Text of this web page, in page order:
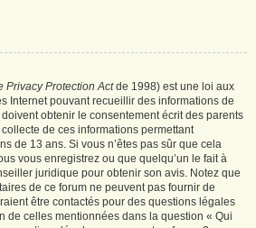
Privacy Protection Actde 1998) est une loi aux
Internet pouvant recueillir des informations de
obtenir le consentement écrit des parents
de ces informations permettant
de 13 ans. Si vous n’êtes pas sûr que cela
vous enregistrez ou que quelqu’un le fait à
juridique pour obtenir son avis. Notez que
de ce forum ne peuvent pas fournir de
être contactés pour des questions légales
de celles mentionnées dans la question « Qui